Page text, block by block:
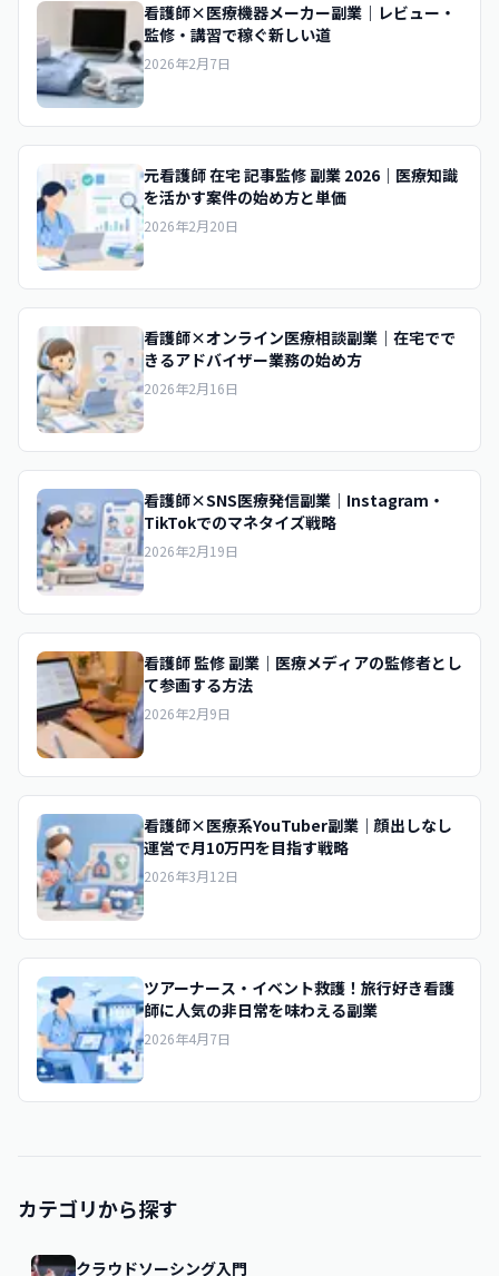
看護師×医療機器メーカー副業｜レビュー・
監修・講習で稼ぐ新しい道
2026年2月7日
元看護師 在宅 記事監修 副業 2026｜医療知識
を活かす案件の始め方と単価
2026年2月20日
看護師×オンライン医療相談副業｜在宅でで
きるアドバイザー業務の始め方
2026年2月16日
看護師×SNS医療発信副業｜Instagram・
TikTokでのマネタイズ戦略
2026年2月19日
看護師 監修 副業｜医療メディアの監修者とし
て参画する方法
2026年2月9日
看護師×医療系YouTuber副業｜顔出しなし
運営で月10万円を目指す戦略
2026年3月12日
ツアーナース・イベント救護！旅行好き看護
師に人気の非日常を味わえる副業
2026年4月7日
カテゴリから探す
クラウドソーシング入門